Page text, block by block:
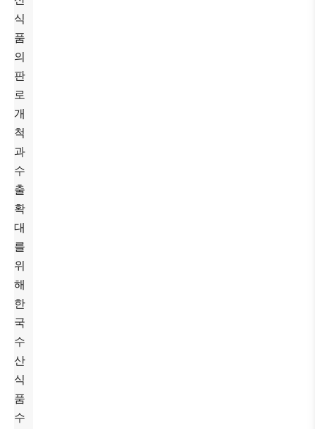
식
품
의
판
로
개
척
과
수
출
확
대
를
위
해
한
국
수
산
식
품
수